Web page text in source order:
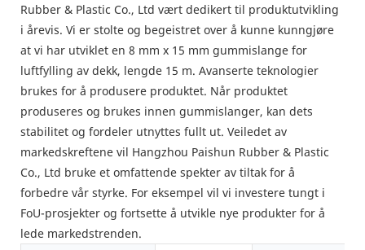
Rubber & Plastic Co., Ltd vært dedikert til produktutvikling
i årevis. Vi er stolte og begeistret over å kunne kunngjøre
at vi har utviklet en 8 mm x 15 mm gummislange for
luftfylling av dekk, lengde 15 m. Avanserte teknologier
brukes for å produsere produktet. Når produktet
produseres og brukes innen gummislanger, kan dets
stabilitet og fordeler utnyttes fullt ut. Veiledet av
markedskreftene vil Hangzhou Paishun Rubber & Plastic
Co., Ltd bruke et omfattende spekter av tiltak for å
forbedre vår styrke. For eksempel vil vi investere tungt i
FoU-prosjekter og fortsette å utvikle nye produkter for å
lede markedstrenden.